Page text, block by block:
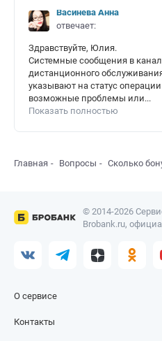
Васинёва Анна
отвечает:
Здравствуйте, Юлия.
Системные сообщения в
дистанционного
указывают на статус
возможные проблемы или...
Показать полностью
Главная Вопросы Сколько
© 2014-2026
Brobank.ru,
О сервисе
Контакты